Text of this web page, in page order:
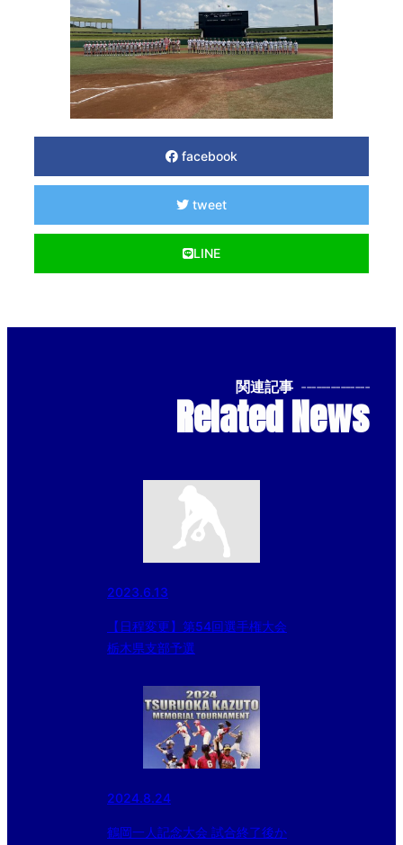
facebook
tweet
LINE
関連記事 --------------
Related News
2023.6.13
【日程変更】第54回選手権大会
栃木県支部予選
2024.8.24
鶴岡一人記念大会 試合終了後か